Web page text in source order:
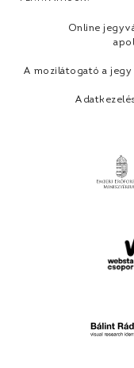
Online
A mozilátogató a jegy